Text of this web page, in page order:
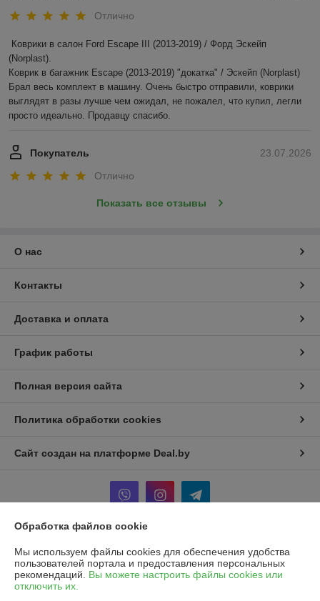
Отлично
Коврики в салон Ford Escape III (2013-2019) / Форд Эскейп
(Norplast).
Коврик в багажник Escape (2013-2019) "докатка" / Эскейп (Norplast)
Брал весь комплект в машину. Очень быстро отправили, коврики
выглядят в разы лучше чем ожидал, не пожалел, что купил, легли
просто идеально. Продавцу спасибо.
23.07.2026
Покупатель
Отлично
Показать все отзывы
О нас
Контакты
Доставка и оплата
График работы
Полная версия сайта
Политика обработки cookies
Сайт создан на платформе Deal.by
Информация для покупателя
Юридическое лицо: Частное унитарное предприятие «Рапидита»
220140, г. Минск, ул. Лещинского, 14А, пом. 342
Обработка файлов cookie
Мы используем файлы cookies для обеспечения удобства
пользователей портала и предоставления персональных
рекомендаций. Вы можете настроить файлы cookies или
отключить их.